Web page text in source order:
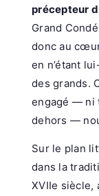
précepteur
Grand
donc au
en n’étant
des grands.
engagé — ni
dehors —
Sur le plan
dans la
XVIIe siècle,